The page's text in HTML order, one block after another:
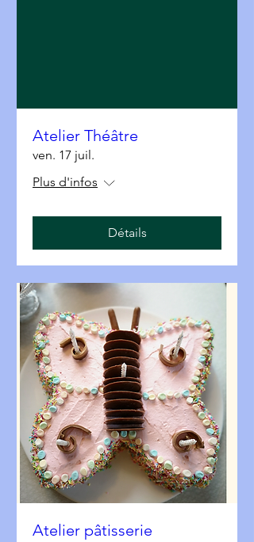
Atelier Théâtre
ven. 17 juil.
Plus d'infos
Détails
Atelier pâtisserie